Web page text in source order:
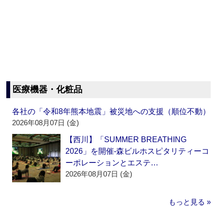
医療機器・化粧品
各社の「令和8年熊本地震」被災地への支援（順位不動）
2026年08月07日 (金)
【西川】「SUMMER BREATHING
2026」を開催‐森ビルホスピタリティーコ
ーポレーションとエステ…
2026年08月07日 (金)
もっと見る »